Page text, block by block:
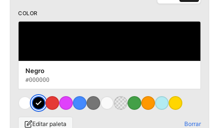
COLOR
Negro
#000000
Editar paleta Borrar